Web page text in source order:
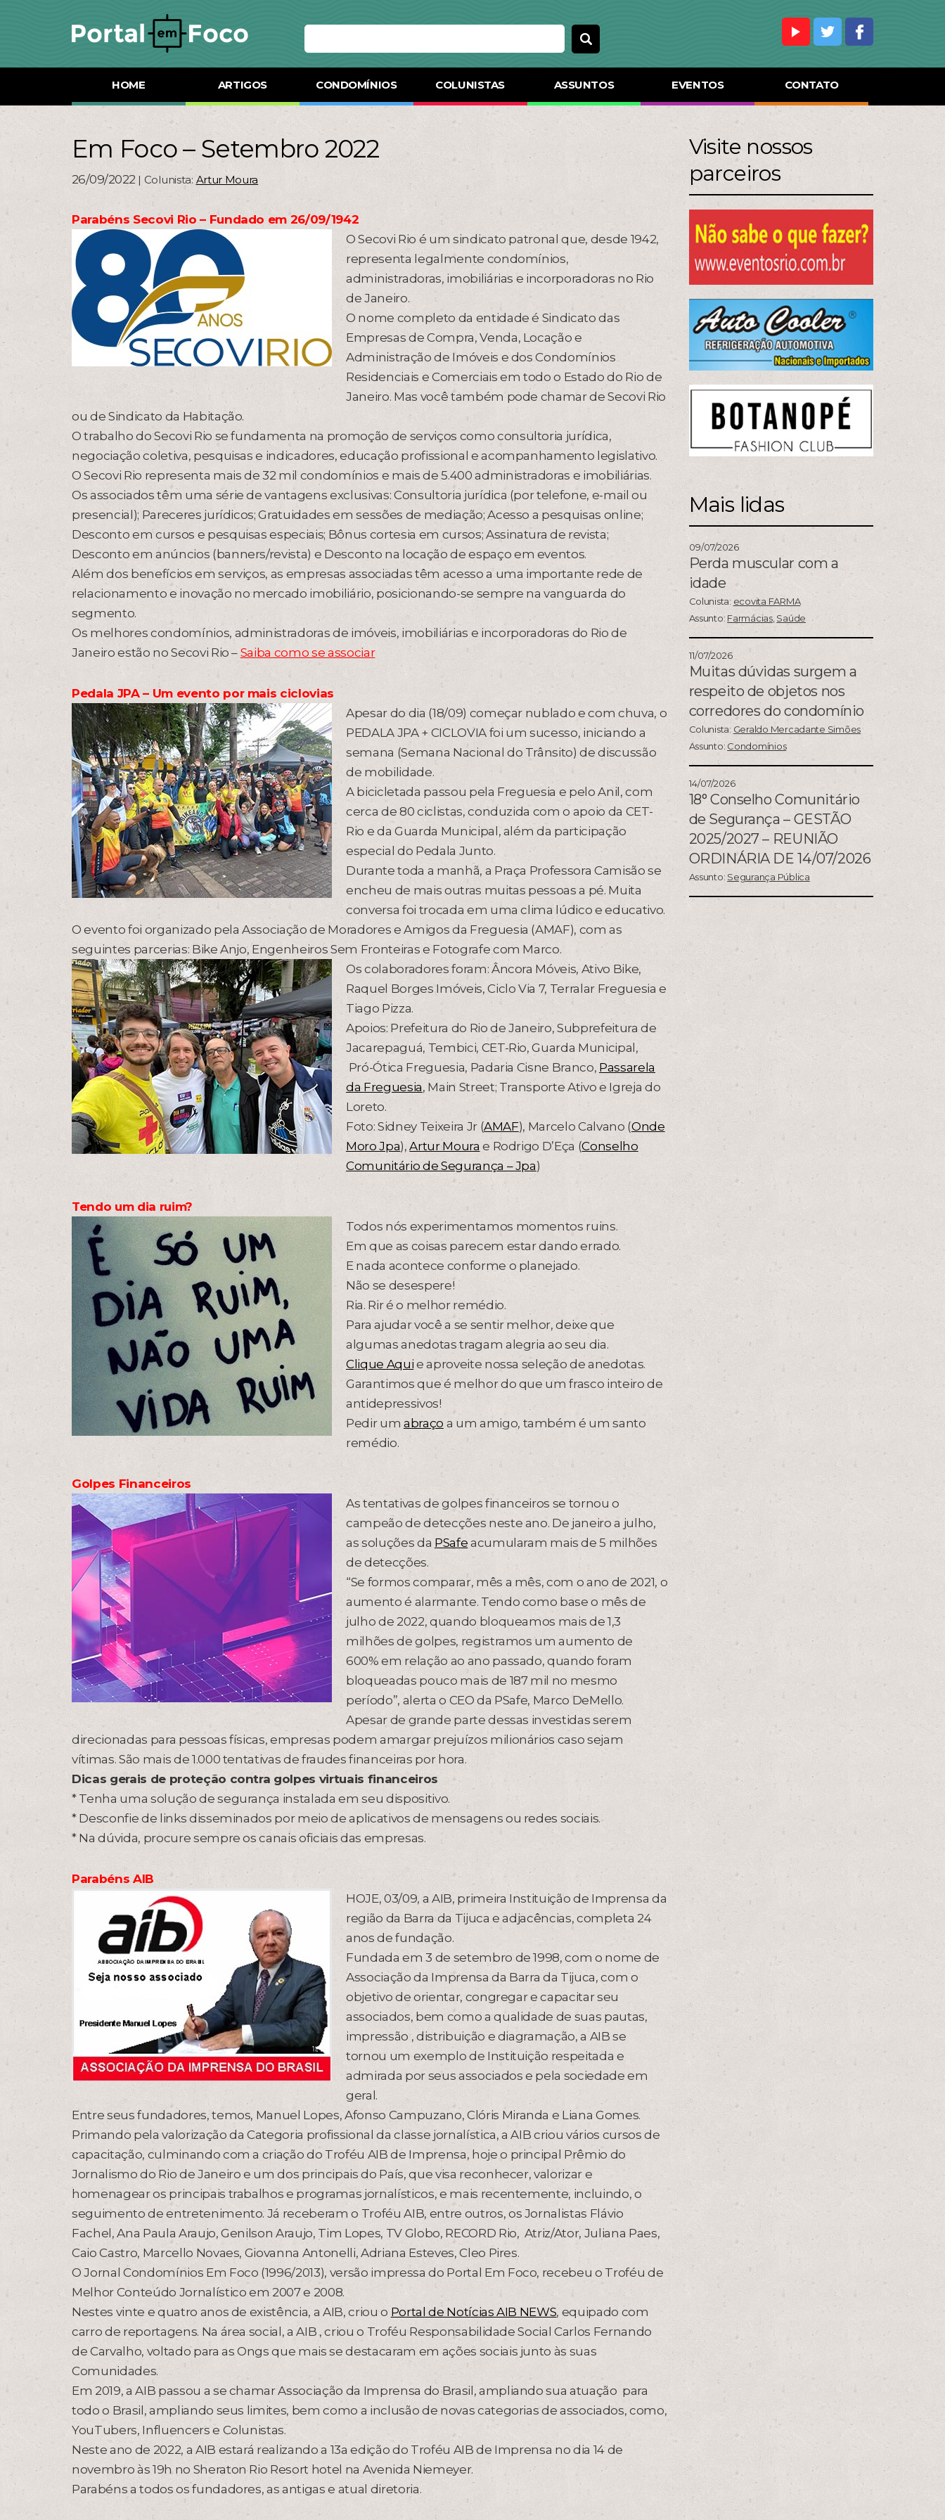
HOME ARTIGOS CONDOMÍNIOS COLUNISTAS ASSUNTOS EVENTOS CONTATO
Em Foco – Setembro 2022
26/09/2022 | Colunista: Artur Moura
Parabéns Secovi Rio – Fundado em 26/09/1942
O Secovi Rio é um sindicato patronal que, desde 1942,
representa legalmente condomínios,
administradoras, imobiliárias e incorporadoras no Rio
de Janeiro.
O nome completo da entidade é Sindicato das
Empresas de Compra, Venda, Locação e
Administração de Imóveis e dos Condomínios
Residenciais e Comerciais em todo o Estado do Rio de
Janeiro. Mas você também pode chamar de Secovi Rio
ou de Sindicato da Habitação.
O trabalho do Secovi Rio se fundamenta na promoção de serviços como consultoria jurídica,
negociação coletiva, pesquisas e indicadores, educação profissional e acompanhamento legislativo.
O Secovi Rio representa mais de 32 mil condomínios e mais de 5.400 administradoras e imobiliárias.
Os associados têm uma série de vantagens exclusivas: Consultoria jurídica (por telefone, e-mail ou
presencial); Pareceres jurídicos; Gratuidades em sessões de mediação; Acesso a pesquisas online;
Desconto em cursos e pesquisas especiais; Bônus cortesia em cursos; Assinatura de revista;
Desconto em anúncios (banners/revista) e Desconto na locação de espaço em eventos.
Além dos benefícios em serviços, as empresas associadas têm acesso a uma importante rede de
relacionamento e inovação no mercado imobiliário, posicionando-se sempre na vanguarda do
segmento.
Os melhores condomínios, administradoras de imóveis, imobiliárias e incorporadoras do Rio de
Janeiro estão no Secovi Rio – Saiba como se associar
Pedala JPA – Um evento por mais ciclovias
Apesar do dia (18/09) começar nublado e com chuva, o
PEDALA JPA + CICLOVIA foi um sucesso, iniciando a
semana (Semana Nacional do Trânsito) de discussão
de mobilidade.
A bicicletada passou pela Freguesia e pelo Anil, com
cerca de 80 ciclistas, conduzida com o apoio da CET-
Rio e da Guarda Municipal, além da participação
especial do Pedala Junto.
Durante toda a manhã, a Praça Professora Camisão se
encheu de mais outras muitas pessoas a pé. Muita
conversa foi trocada em uma clima lúdico e educativo.
O evento foi organizado pela Associação de Moradores e Amigos da Freguesia (AMAF), com as
seguintes parcerias: Bike Anjo, Engenheiros Sem Fronteiras e Fotografe com Marco.
Os colaboradores foram: Âncora Móveis, Ativo Bike,
Raquel Borges Imóveis, Ciclo Via 7, Terralar Freguesia e
Tiago Pizza.
Apoios: Prefeitura do Rio de Janeiro, Subprefeitura de
Jacarepaguá, Tembici, CET-Rio, Guarda Municipal,
Pró-Ótica Freguesia, Padaria Cisne Branco, Passarela
da Freguesia, Main Street; Transporte Ativo e Igreja do
Loreto.
Foto: Sidney Teixeira Jr (AMAF), Marcelo Calvano (Onde
Moro Jpa),Artur Moura e Rodrigo D’Eça (Conselho
Comunitário de Segurança – Jpa)
Tendo um dia ruim?
Todos nós experimentamos momentos ruins.
Em que as coisas parecem estar dando errado.
E nada acontece conforme o planejado.
Não se desespere!
Ria. Rir é o melhor remédio.
Para ajudar você a se sentir melhor, deixe que
algumas anedotas tragam alegria ao seu dia.
Clique Aqui e aproveite nossa seleção de anedotas.
Garantimos que é melhor do que um frasco inteiro de
antidepressivos!
Pedir um abraço a um amigo, também é um santo
remédio.
Golpes Financeiros
As tentativas de golpes financeiros se tornou o
campeão de detecções neste ano. De janeiro a julho,
as soluções da PSafe acumularam mais de 5 milhões
de detecções.
“Se formos comparar, mês a mês, com o ano de 2021, o
aumento é alarmante. Tendo como base o mês de
julho de 2022, quando bloqueamos mais de 1,3
milhões de golpes, registramos um aumento de
600% em relação ao ano passado, quando foram
bloqueadas pouco mais de 187 mil no mesmo
período”, alerta o CEO da PSafe, Marco DeMello.
Apesar de grande parte dessas investidas serem
direcionadas para pessoas físicas, empresas podem amargar prejuízos milionários caso sejam
vítimas. São mais de 1.000 tentativas de fraudes financeiras por hora.
Dicas gerais de proteção contra golpes virtuais financeiros
* Tenha uma solução de segurança instalada em seu dispositivo.
* Desconfie de links disseminados por meio de aplicativos de mensagens ou redes sociais.
* Na dúvida, procure sempre os canais oficiais das empresas.
Parabéns AIB
HOJE, 03/09, a AIB, primeira Instituição de Imprensa da
região da Barra da Tijuca e adjacências, completa 24
anos de fundação.
Fundada em 3 de setembro de 1998, com o nome de
Associação da Imprensa da Barra da Tijuca, com o
objetivo de orientar, congregar e capacitar seu
associados, bem como a qualidade de suas pautas,
impressão , distribuição e diagramação, a AIB se
tornou um exemplo de Instituição respeitada e
admirada por seus associados e pela sociedade em
geral.
Entre seus fundadores, temos, Manuel Lopes, Afonso Campuzano, Clóris Miranda e Liana Gomes.
Primando pela valorização da Categoria profissional da classe jornalística, a AIB criou vários cursos de
capacitação, culminando com a criação do Troféu AIB de Imprensa, hoje o principal Prêmio do
Jornalismo do Rio de Janeiro e um dos principais do País, que visa reconhecer, valorizar e
homenagear os principais trabalhos e programas jornalísticos, e mais recentemente, incluindo, o
seguimento de entretenimento. Já receberam o Troféu AIB, entre outros, os Jornalistas Flávio
Fachel, Ana Paula Araujo, Genilson Araujo, Tim Lopes, TV Globo, RECORD Rio, Atriz/Ator, Juliana Paes,
Caio Castro, Marcello Novaes, Giovanna Antonelli, Adriana Esteves, Cleo Pires.
O Jornal Condomínios Em Foco (1996/2013), versão impressa do Portal Em Foco, recebeu o Troféu de
Melhor Conteúdo Jornalístico em 2007 e 2008.
Nestes vinte e quatro anos de existência, a AIB, criou o Portal de Notícias AIB NEWS, equipado com
carro de reportagens. Na área social, a AIB , criou o Troféu Responsabilidade Social Carlos Fernando
de Carvalho, voltado para as Ongs que mais se destacaram em ações sociais junto às suas
Comunidades.
Em 2019, a AIB passou a se chamar Associação da Imprensa do Brasil, ampliando sua atuação para
todo o Brasil, ampliando seus limites, bem como a inclusão de novas categorias de associados, como,
YouTubers, Influencers e Colunistas.
Neste ano de 2022, a AIB estará realizando a 13a edição do Troféu AIB de Imprensa no dia 14 de
novembro às 19h no Sheraton Rio Resort hotel na Avenida Niemeyer.
Parabéns a todos os fundadores, as antigas e atual diretoria.
Visite nossos
parceiros
Mais lidas
09/07/2026
Perda muscular com a
idade
Colunista: ecovita FARMA
Assunto: Farmácias, Saúde
11/07/2026
Muitas dúvidas surgem a
respeito de objetos nos
corredores do condomínio
Colunista: Geraldo Mercadante Simões
Assunto: Condomínios
14/07/2026
18° Conselho Comunitário
de Segurança – GESTÃO
2025/2027 – REUNIÃO
ORDINÁRIA DE 14/07/2026
Assunto: Segurança Pública